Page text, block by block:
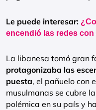
Le puede interesar:
encendió las redes
La libanesa tomó gran
protagonizaba las
puesta, el pañuelo con
musulmanas se cubre
polémica en su país y